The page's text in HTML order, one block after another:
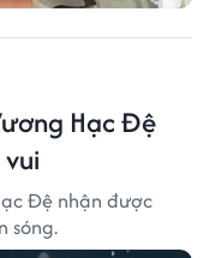
Hạc Đệ
Đệ nhận được
sóng.